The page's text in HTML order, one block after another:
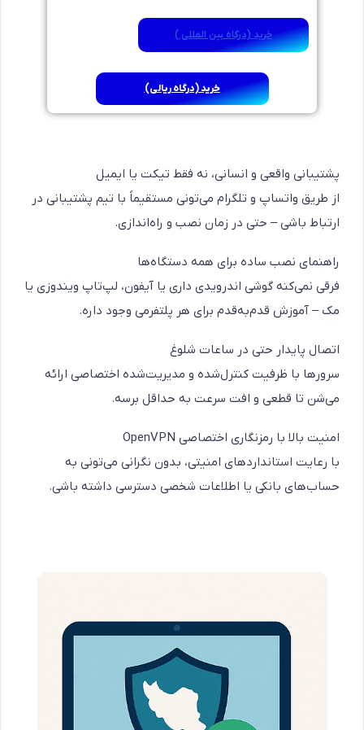
خرید (درگاه بین المللی )
خرید (درگاه ریالی)
پشتیبانی واقعی و انسانی، نه فقط تیکت یا ایمیل
از طریق واتساپ و تلگرام می‌تونی مستقیماً با تیم پشتیبانی در
ارتباط باشی – حتی در زمان نصب و راه‌اندازی.
راهنمای نصب ساده برای همه دستگاه‌ها
فرقی نمی‌کنه گوشی اندرویدی داری یا آیفون، لپ‌تاپ ویندوزی یا
مک – آموزش قدم‌به‌قدم برای هر پلتفرمی وجود داره.
اتصال پایدار حتی در ساعات شلوغ
سرورها با ظرفیت کنترل‌شده و مدیریت‌شده اختصاصی ارائه
می‌شن تا قطعی و افت سرعت به حداقل برسه.
امنیت بالا با رمزنگاری اختصاصی OpenVPN
با رعایت استانداردهای امنیتی، بدون نگرانی می‌تونی به
حساب‌های بانکی یا اطلاعات شخصی دسترسی داشته باشی.